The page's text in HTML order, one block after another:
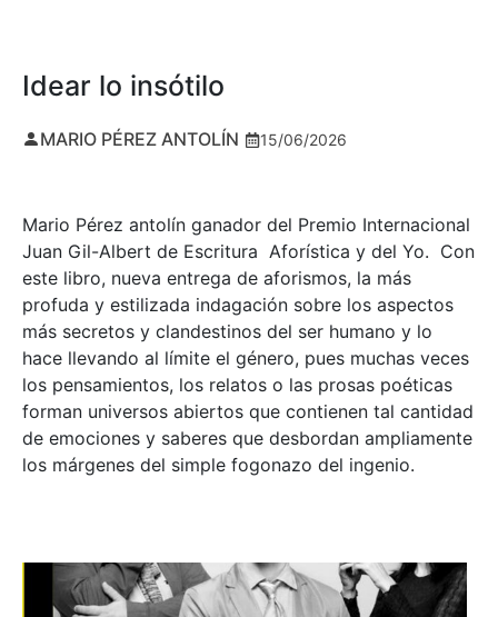
Idear lo insótilo
MARIO PÉREZ ANTOLÍN 15/06/2026
Mario Pérez antolín ganador del Premio Internacional
Juan Gil-Albert de Escritura Aforística y del Yo. Con
este libro, nueva entrega de aforismos, la más
profuda y estilizada indagación sobre los aspectos
más secretos y clandestinos del ser humano y lo
hace llevando al límite el género, pues muchas veces
los pensamientos, los relatos o las prosas poéticas
forman universos abiertos que contienen tal cantidad
de emociones y saberes que desbordan ampliamente
los márgenes del simple fogonazo del ingenio.